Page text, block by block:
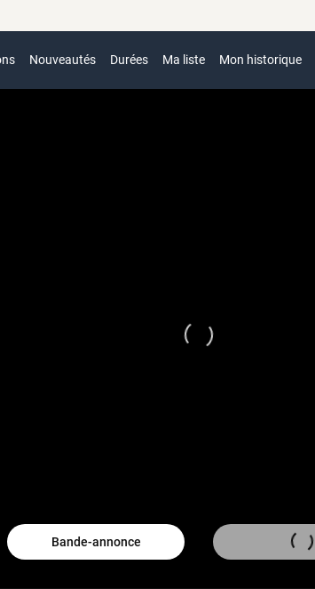
Nouveautés Durées Ma liste Mon historique
Bande-annonce